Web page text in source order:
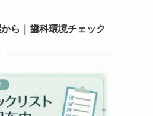
ら｜歯科環境チェック